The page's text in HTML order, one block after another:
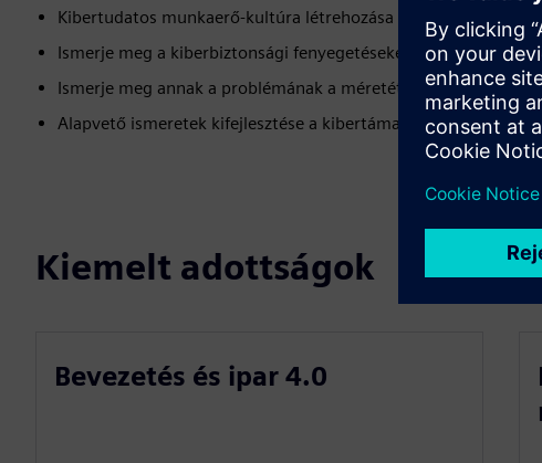
Kibertudatos munkaerő-kultúra létrehozása
Ismerje meg a kiberbiztonsági fenyegetéseket és a támadás
Ismerje meg annak a problémának a méretét, amelyet a
Alapvető ismeretek kifejlesztése a kibertámadások
Kiemelt adottságok
Bevezetés és ipar 4.0